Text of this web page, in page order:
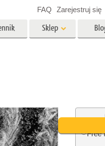
nieruchomości
Sklep
dla
FAQ Zarejestruj się
Free